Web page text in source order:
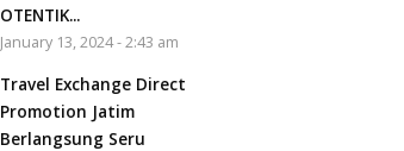
OTENTIK...
January 13, 2024 - 2:43 am
Travel Exchange Direct
Promotion Jatim
Berlangsung Seru